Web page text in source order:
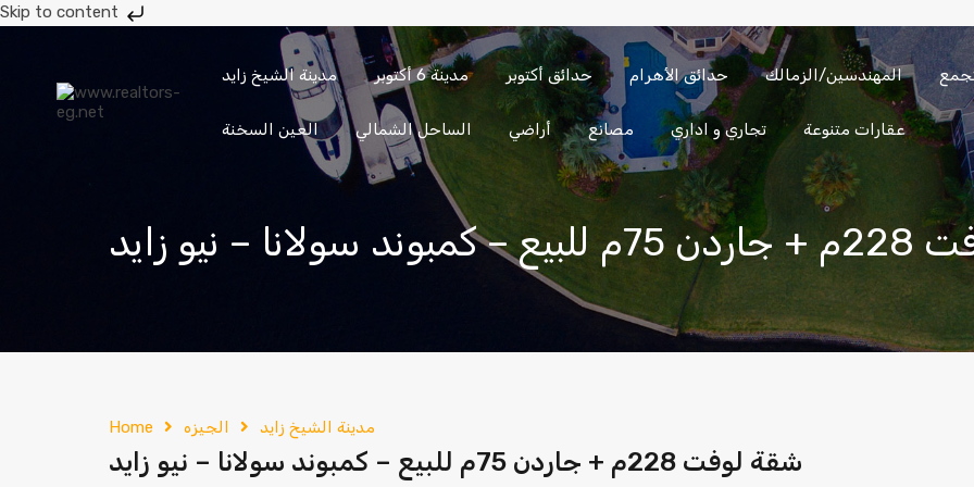
Skip to content
مدينة الشيخ
مدينة 6
حدائق
أكتوبر
حدائق
الأهرام
المهندسين/
الزمالك
التجمع
العين
السخنة
الساحل
الشمالي
مدينة الشيخ زايد مدينة 6 أكتوبر حدائق أكتوبر حدائق الأهرام المهندسين/الزمالك
العين السخنة الساحل الشمالي أراضي مصانع تجاري و اداري عقارات متنوعة
– نيو زايد
Home الجيزه مدينة الشيخ زايد
شقة لوفت 228م + جاردن 75م للبيع – كمبوند سولانا – نيو زايد